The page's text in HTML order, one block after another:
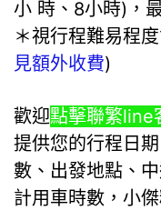
小 時、8小時)，
＊視行程難易程
見額外收費)
歡迎點擊聯繁line
提供您的行程日
數、出發地點、
計用車時數，小